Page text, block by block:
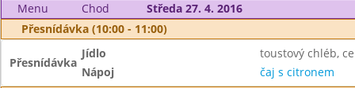
Menu
Chod
Středa 27. 4. 2016
Přesnídávka (10:00 - 11:00)
Přesnídávka
Jídlo
toustový chléb,
Nápoj
čaj s citronem